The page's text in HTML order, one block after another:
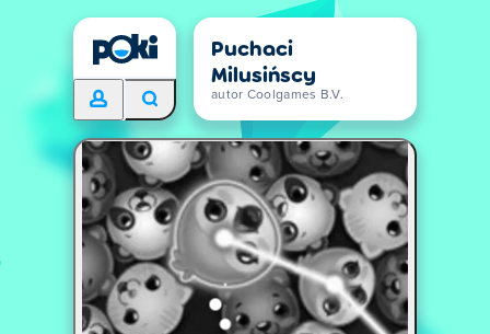
Puchaci
Milusińscy
autor Coolgames B.V.